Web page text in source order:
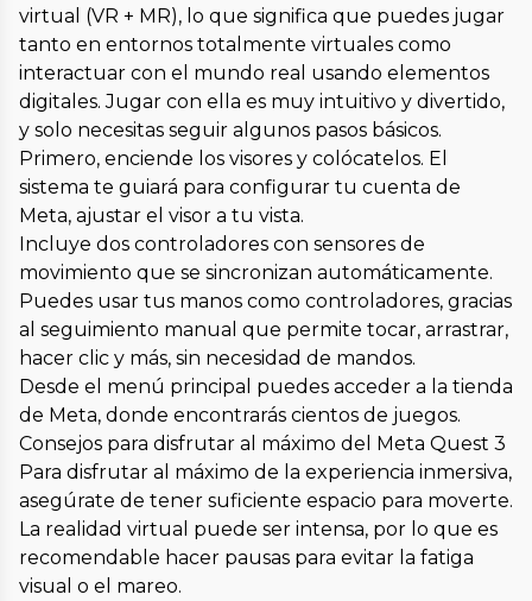
virtual (VR + MR), lo que significa que puedes jugar
tanto en entornos totalmente virtuales como
interactuar con el mundo real usando elementos
digitales. Jugar con ella es muy intuitivo y divertido,
y solo necesitas seguir algunos pasos básicos.
Primero, enciende los visores y colócatelos. El
sistema te guiará para configurar tu cuenta de
Meta, ajustar el visor a tu vista.
Incluye dos controladores con sensores de
movimiento que se sincronizan automáticamente.
Puedes usar tus manos como controladores, gracias
al seguimiento manual que permite tocar, arrastrar,
hacer clic y más, sin necesidad de mandos.
Desde el menú principal puedes acceder a la tienda
de Meta, donde encontrarás cientos de juegos.
Consejos para disfrutar al máximo del Meta Quest 3
Para disfrutar al máximo de la experiencia inmersiva,
asegúrate de tener suficiente espacio para moverte.
La realidad virtual puede ser intensa, por lo que es
recomendable hacer pausas para evitar la fatiga
visual o el mareo.